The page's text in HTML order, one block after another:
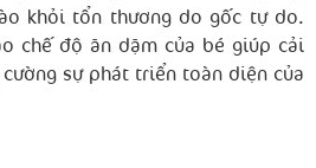
khỏi tổn thương do gốc tự do.
chế độ ăn dặm của bé giúp cải
sự phát triển toàn diện của